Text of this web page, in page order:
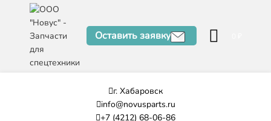
Оставить заявку
г. Хабаровск
info@novusparts.ru
+7 (4212) 68-06-86